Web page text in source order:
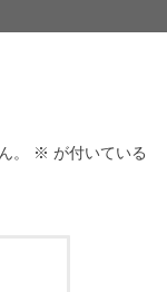
。 ※ が付いている